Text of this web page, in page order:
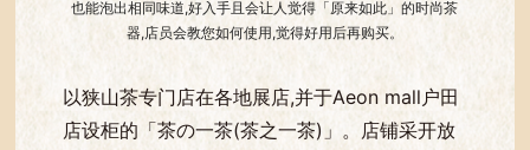
也能泡出相同味道,好入手且会让人觉得「原来如此」的时尚茶
器,店员会教您如何使用,觉得好用后再购买。
以狭山茶专门店在各地展店,并于Aeon mall户田
店设柜的「茶の一茶(茶之一茶)」。店铺采开放